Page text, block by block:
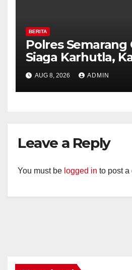
BERITA
Polres Semarang
Siaga Karhutla,
Tekankan Sinergi
Kesiapsiagaan
Kemarau.
AUG 8, 2026 ADMIN
Leave a Reply
You must be logged in to post a